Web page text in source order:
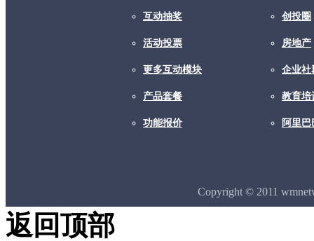
互动抽奖
活动投票
更多互动模块
产品套餐
功能报价
创投圈
房地产
企业社
教育培
阿里巴
Copyright © 2011
返回顶部